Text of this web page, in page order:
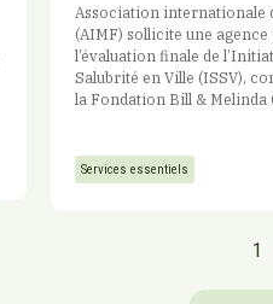
Association internationale
(AIMF) sollicite une
l’évaluation finale de
Salubrité en Ville (ISSV),
la Fondation Bill & Melinda
Services essentiels
1